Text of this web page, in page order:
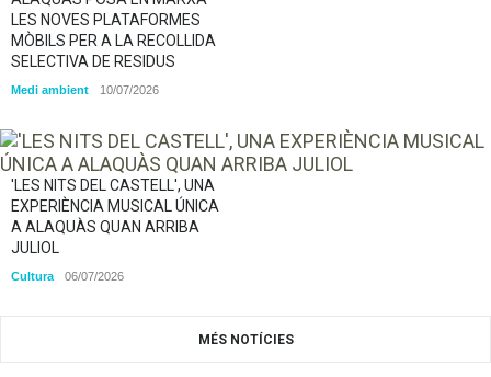
LES NOVES PLATAFORMES
MÒBILS PER A LA RECOLLIDA
SELECTIVA DE RESIDUS
Medi ambient 10/07/2026
'LES NITS DEL CASTELL', UNA
EXPERIÈNCIA MUSICAL ÚNICA
A ALAQUÀS QUAN ARRIBA
JULIOL
Cultura 06/07/2026
MÉS NOTÍCIES